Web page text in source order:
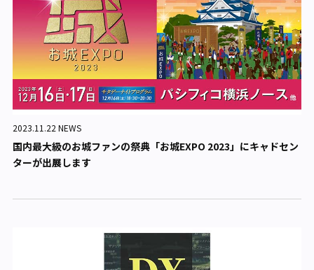
2023.11.22 NEWS
国内最大級のお城ファンの祭典「お城EXPO 2023」にキャドセン
ターが出展します